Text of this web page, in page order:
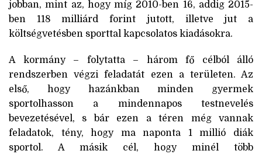
jobban, mint az, hogy míg 2010-ben 16, addig 2015-
ben 118 milliárd forint jutott, illetve jut a
költségvetésben sporttal kapcsolatos kiadásokra.
A kormány – folytatta – három fő célból álló
rendszerben végzi feladatát ezen a területen. Az
első, hogy hazánkban minden gyermek
sportolhasson a mindennapos testnevelés
bevezetésével, s bár ezen a téren még vannak
feladatok, tény, hogy ma naponta 1 millió diák
sportol. A másik cél, hogy minél több